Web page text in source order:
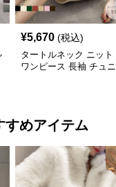
¥5,670 (税込)
タートルネック ニット
ワンピース 長袖 チュニ
すめアイテム